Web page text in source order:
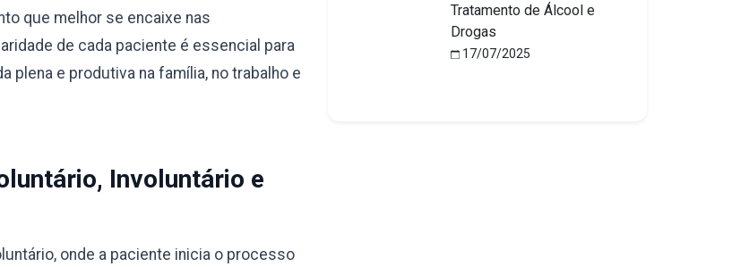
que melhor se encaixe nas
de cada paciente é essencial para
plena e produtiva na família, no trabalho e
Involuntário e
onde a paciente inicia o processo
Tratamento de Álcool e
Drogas
17/07/2025